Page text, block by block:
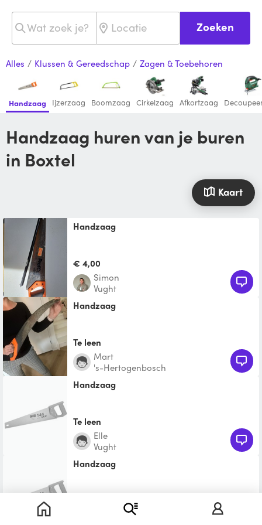
Zoeken
Alles / Klussen & Gereedschap / Zagen & Toebehoren
Handzaag Ijzerzaag Boomzaag Cirkelzaag Afkortzaag
Handzaag huren van je buren
in Boxtel
Kaart
Handzaag
€ 4,00
Simon
Vught
Handzaag
Te leen
Mart
's-Hertogenbosch
Handzaag
Te leen
Elle
Vught
Handzaag
Suzanne